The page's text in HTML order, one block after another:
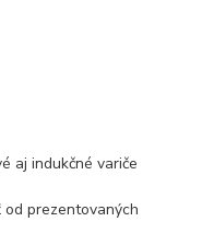
aj indukčné variče
od prezentovaných